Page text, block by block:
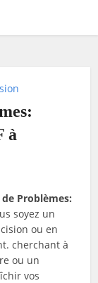
à
Problèmes:
soyez un
ou en
cherchant à
ou un
vos